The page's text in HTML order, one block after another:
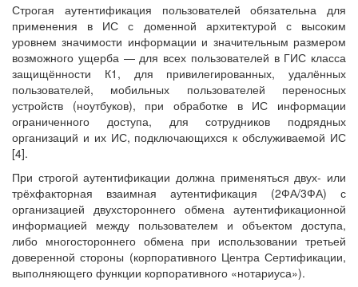
Строгая аутентификация пользователей обязательна для
применения в ИС с доменной архитектурой с высоким
уровнем значимости информации и значительным размером
возможного ущерба — для всех пользователей в ГИС класса
защищённости К1, для привилегированных, удалённых
пользователей, мобильных пользователей переносных
устройств (ноутбуков), при обработке в ИС информации
ограниченного доступа, для сотрудников подрядных
организаций и их ИС, подключающихся к обслуживаемой ИС
[4].
При строгой аутентификации должна применяться двух- или
трёхфакторная взаимная аутентификация (2ФА/3ФА) с
организацией двухстороннего обмена аутентификационной
информацией между пользователем и объектом доступа,
либо многостороннего обмена при использовании третьей
доверенной стороны (корпоративного Центра Сертификации,
выполняющего функции корпоративного «нотариуса»).